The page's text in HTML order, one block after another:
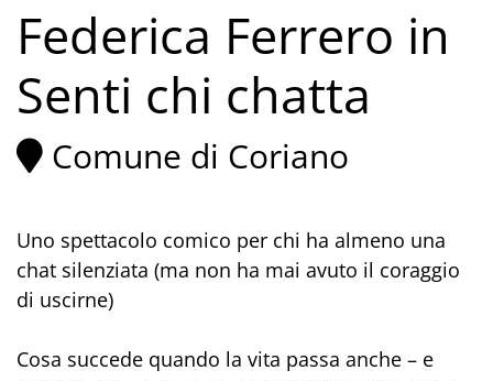
Federica Ferrero in
Senti chi chatta
Comune di Coriano
Uno spettacolo comico per chi ha almeno una
chat silenziata (ma non ha mai avuto il coraggio
di uscirne)
Cosa succede quando la vita passa anche – e